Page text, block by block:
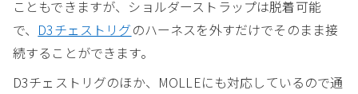
こともできますが、ショルダーストラップは脱着可能
で、 D3チェストリグのハーネスを外すだけでそのまま接
続することができます。
D3チェストリグのほか、MOLLEにも対応しているので通